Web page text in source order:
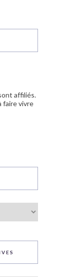
affiliés.
faire vivre